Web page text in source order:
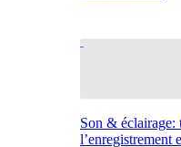
Son & éclairage:
l’enregistrement